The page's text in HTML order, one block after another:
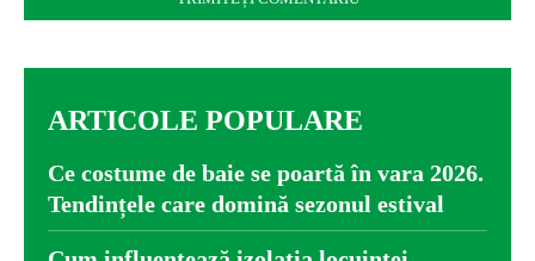
ARTICOLE POPULARE
Ce costume de baie se poartă în vara 2026.
Tendințele care domină sezonul estival